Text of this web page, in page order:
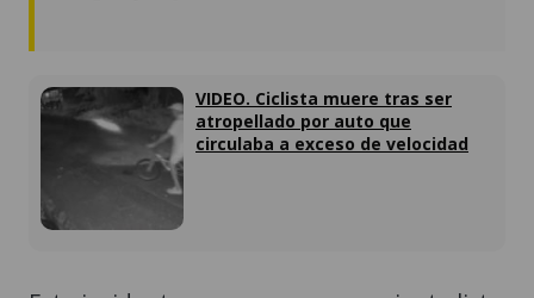
VIDEO. Ciclista muere tras ser
atropellado por auto que
circulaba a exceso de velocidad